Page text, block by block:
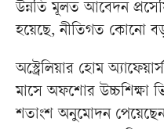
উন্নতি মূলত আবেদন
হয়েছে, নীতিগত কোনো
অস্ট্রেলিয়ার হোম
মাসে অফশোর উচ্চশিক্ষা
শতাংশ অনুমোদন